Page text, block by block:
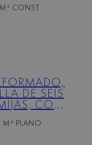
M² CONST.
DE SEIS
CON
POCA
Y
M² PLANO